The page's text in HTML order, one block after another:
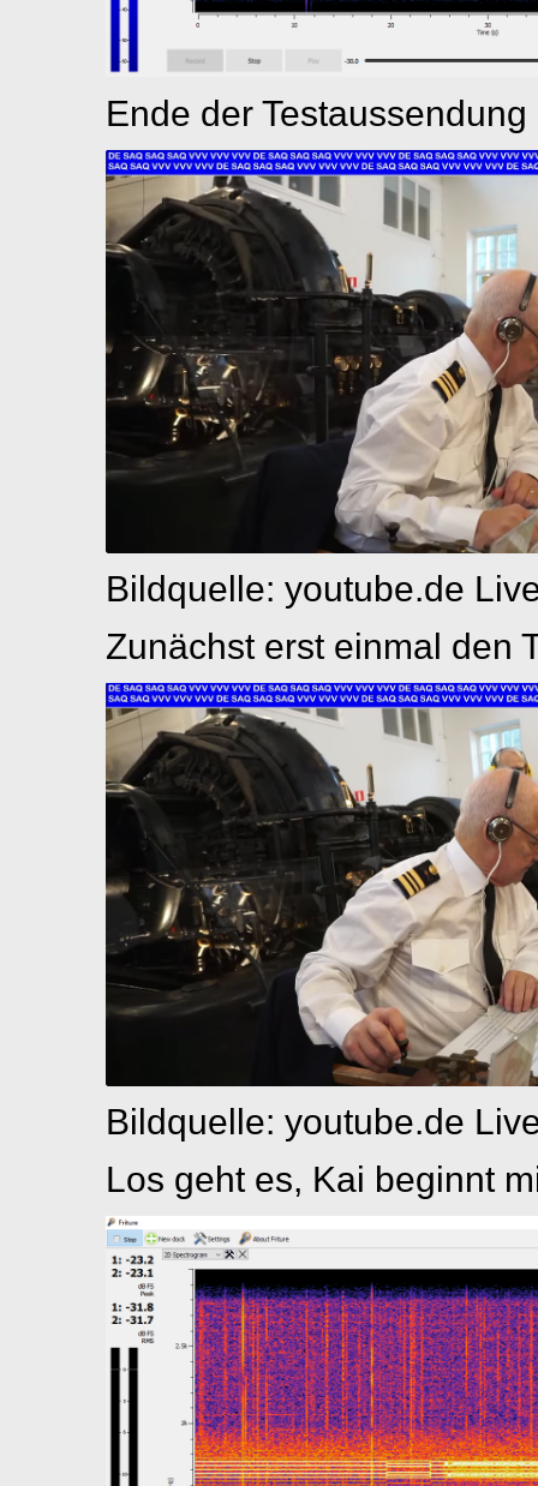
Ende der Testaussendung
Bildquelle: youtube.de
Zunächst erst einmal den
Bildquelle: youtube.de
Los geht es, Kai beginnt